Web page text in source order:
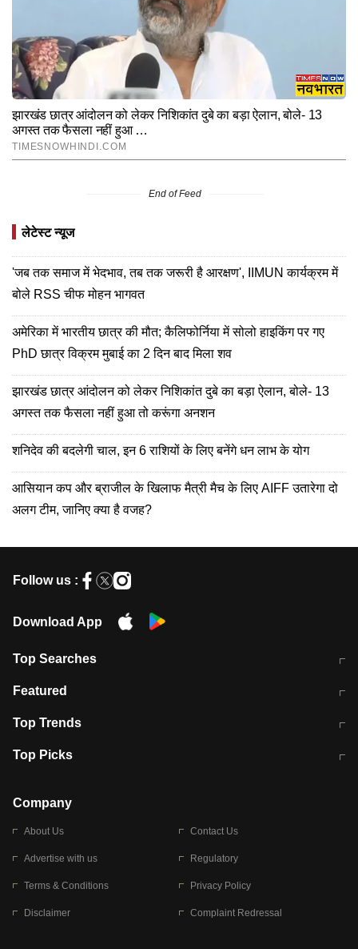
End of Feed
लेटेस्ट न्यूज
'जब तक समाज में भेदभाव, तब तक जरूरी है आरक्षण', IIMUN कार्यक्रम में
बोले RSS चीफ मोहन भागवत
अमेरिका में भारतीय छात्र की मौत; कैलिफोर्निया में सोलो हाइकिंग पर गए
PhD छात्र विक्रम मुबाई का 2 दिन बाद मिला शव
झारखंड छात्र आंदोलन को लेकर निशिकांत दुबे का बड़ा ऐलान, बोले- 13
अगस्त तक फैसला नहीं हुआ तो करूंगा अनशन
शनिदेव की बदलेगी चाल, इन 6 राशियों के लिए बनेंगे धन लाभ के योग
आसियान कप और ब्राजील के खिलाफ मैत्री मैच के लिए AIFF उतारेगा दो
अलग टीम, जानिए क्या है वजह?
Follow us :
Download App
Top Searches
मुंबई में लगे 'जेन जी' के पोस्टर, लिखा- 'मैं
Featured
10 अगस्त को विधानसभा का घेराव करेंगे
Top Trends
RBI का नया नियम: अब बैंकों को अपनी सभी
Top Picks
बारिश की चेतावनी
Company
About Us Contact Us
Advertise with us Regulatory
Terms & Conditions Privacy Policy
Disclaimer Complaint Redressal